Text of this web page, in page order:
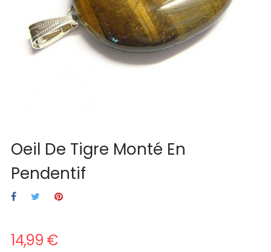
Oeil De Tigre Monté En
Pendentif
14,99 €